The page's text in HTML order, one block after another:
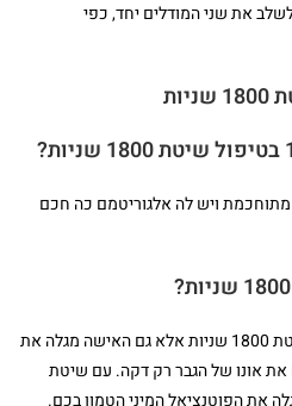
לשלב את שני המודלים יחד, כפי
כה מתוחכמת ויש לה אלגוריטמם כה חכם
לא רק הגבר מרוויח מטיפול לפי שיטת 1800 שניות אלא גם האישה מגלה את
אונו של הגבר רק דקה. עם שיטת